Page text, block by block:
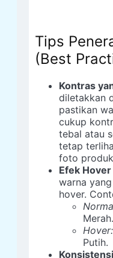
Tips
(Best
Kontras
diletakkan
pastikan
cukup
tebal atau
tetap
foto
Efek
warna
hover.
Merah.
Hover:
Putih.